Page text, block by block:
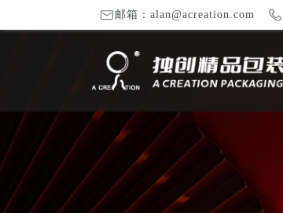
邮箱：alan@acreation.com